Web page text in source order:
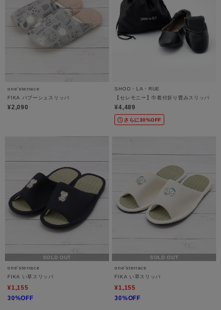
one'sterrace
FIKA パブーシュスリッパ
¥2,090
SHOO・LA・RUE
【セレモニー】巾着付折り畳みスリッパ
¥4,489
さらに30%OFF
SOLD OUT
one'sterrace
FIKA い草スリッパ
¥1,155
30%OFF
SOLD OUT
one'sterrace
FIKA い草スリッパ
¥1,155
30%OFF